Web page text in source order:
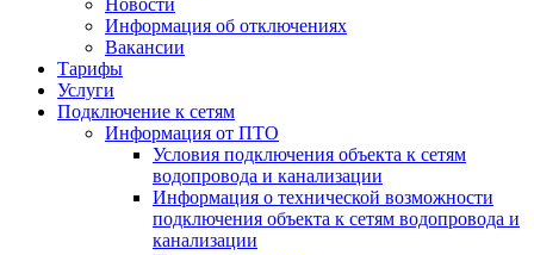
Информация об отключениях
Вакансии
Тарифы
Услуги
Подключение к сетям
Информация от ПТО
Условия подключения объекта к сетям
водопровода и канализации
Информация о технической возможности
подключения объекта к сетям водопровода и
канализации